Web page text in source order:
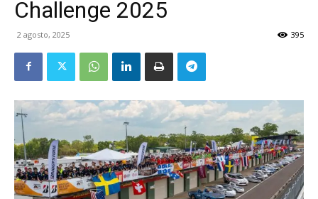
Challenge 2025
2 agosto, 2025 395